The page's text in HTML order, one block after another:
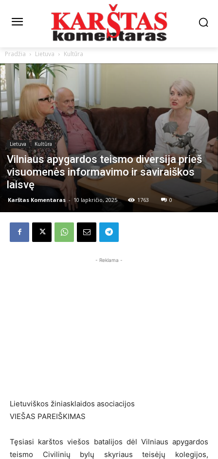
Pradžia Lietuva Kultūra
Lietuva Kultūra
Vilniaus apygardos teismo diversija prieš
visuomenės informavimo ir saviraiškos
laisvę
Karštas Komentaras - 10 lapkričio, 2025 1763 0
- Reklama -
Lietuviškos žiniasklaidos asociacijos
VIEŠAS PAREIŠKIMAS
Tęsiasi karštos viešos batalijos dėl Vilniaus apygardos
teismo Civilinių bylų skyriaus teisėjų kolegijos,